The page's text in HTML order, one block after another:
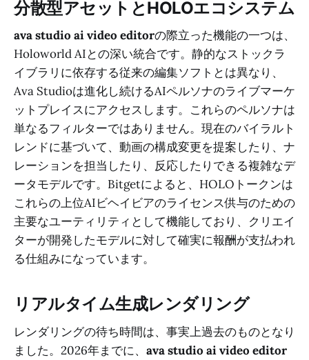
分散型アセットとHOLOエコシステム
ava studio ai video editorの際立った機能の一つは、
Holoworld AIとの深い統合です。静的なストックラ
イブラリに依存する従来の編集ソフトとは異なり、
Ava Studioは進化し続けるAIペルソナのライブマーケ
ットプレイスにアクセスします。これらのペルソナは
単なるフィルターではありません。現在のバイラルト
レンドに基づいて、動画の構成変更を提案したり、ナ
レーションを担当したり、反応したりできる複雑なデ
ータモデルです。Bitgetによると、HOLOトークンは
これらの上位AIビヘイビアのライセンス供与のための
主要なユーティリティとして機能しており、クリエイ
ターが開発したモデルに対して確実に報酬が支払われ
る仕組みになっています。
リアルタイム生成レンダリング
レンダリングの待ち時間は、事実上過去のものとなり
ました。2026年までに、 ava studio ai video editor